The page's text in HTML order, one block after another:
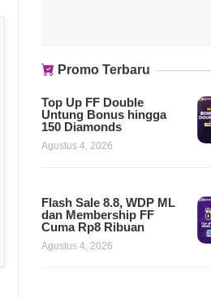
Promo Terbaru
Top Up FF Double
Untung Bonus hingga
150 Diamonds
Agustus 4, 2026
Flash Sale 8.8, WDP ML
dan Membership FF
Cuma Rp8 Ribuan
Agustus 4, 2026